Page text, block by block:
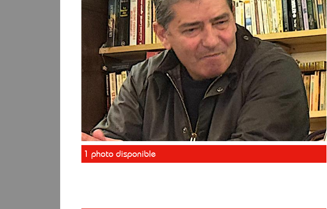
1 photo disponible